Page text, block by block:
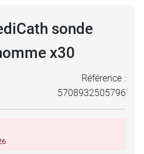
sonde
x30
Référence :
5708932505796